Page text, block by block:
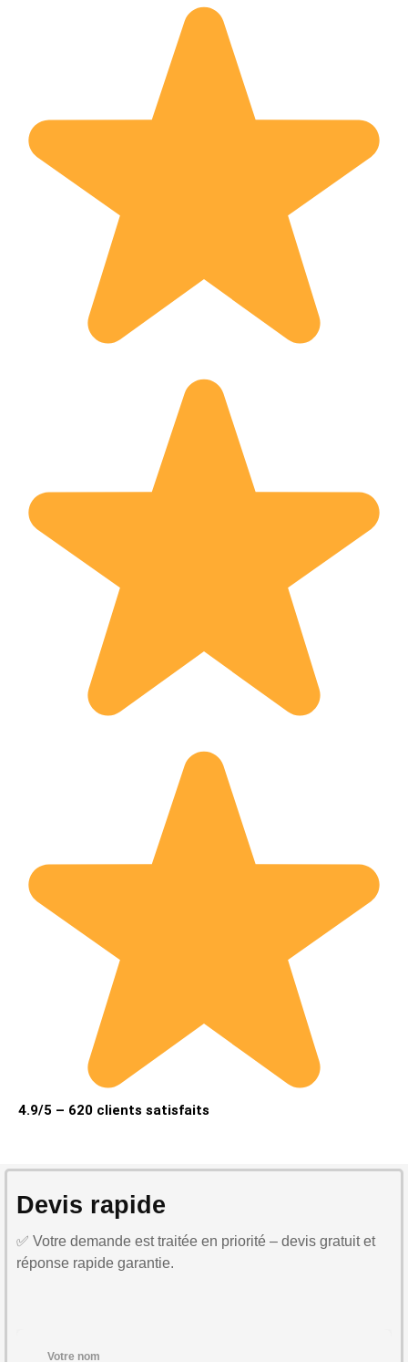
4.9/5 – 620 clients satisfaits
Devis rapide
✅ Votre demande est traitée en priorité – devis gratuit et
réponse rapide garantie.
Votre nom